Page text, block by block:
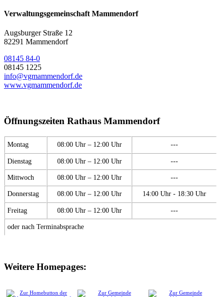
Verwaltungsgemeinschaft Mammendorf
Augsburger Straße 12
82291 Mammendorf
08145 84-0
08145 1225
info@vgmammendorf.de
www.vgmammendorf.de
Öffnungszeiten Rathaus Mammendorf
Montag 08:00 Uhr – 12:00 Uhr ---
Dienstag 08:00 Uhr – 12:00 Uhr ---
Mittwoch 08:00 Uhr – 12:00 Uhr ---
Donnerstag 08:00 Uhr – 12:00 Uhr 14:00 Uhr - 18:30 Uhr
Freitag 08:00 Uhr – 12:00 Uhr ---
oder nach Terminabsprache
Weitere Homepages: